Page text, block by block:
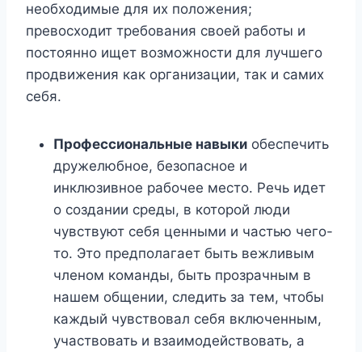
необходимые для их положения;
превосходит требования своей работы и
постоянно ищет возможности для лучшего
продвижения как организации, так и самих
себя.
Профессиональные навыки обеспечить
дружелюбное, безопасное и
инклюзивное рабочее место. Речь идет
о создании среды, в которой люди
чувствуют себя ценными и частью чего-
то. Это предполагает быть вежливым
членом команды, быть прозрачным в
нашем общении, следить за тем, чтобы
каждый чувствовал себя включенным,
участвовать и взаимодействовать, а